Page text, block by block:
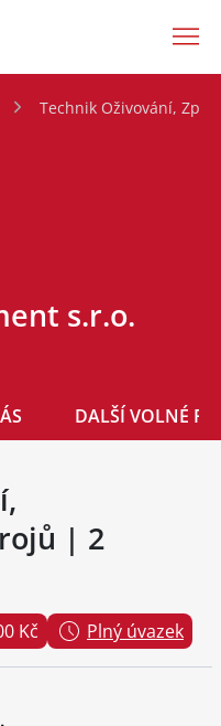
Technik Oživování,
s.r.o.
DALŠÍ VOLNÉ
| 2
Kč Plný úvazek